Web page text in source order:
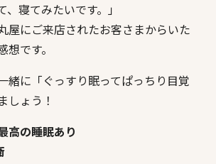
、寝てみたいです。」
屋にご来店されたお客さまからいた
です。
緒に「ぐっすり眠ってぱっちり目覚
しょう！
高の睡眠あり